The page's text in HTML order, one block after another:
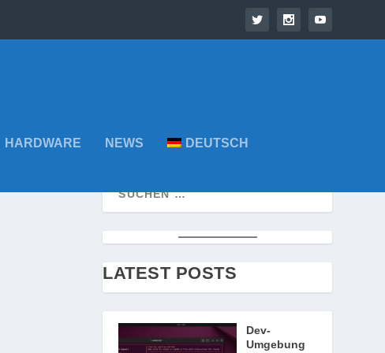
HARDWARE NEWS DEUTSCH
LATEST POSTS
Dev-
Umgebung